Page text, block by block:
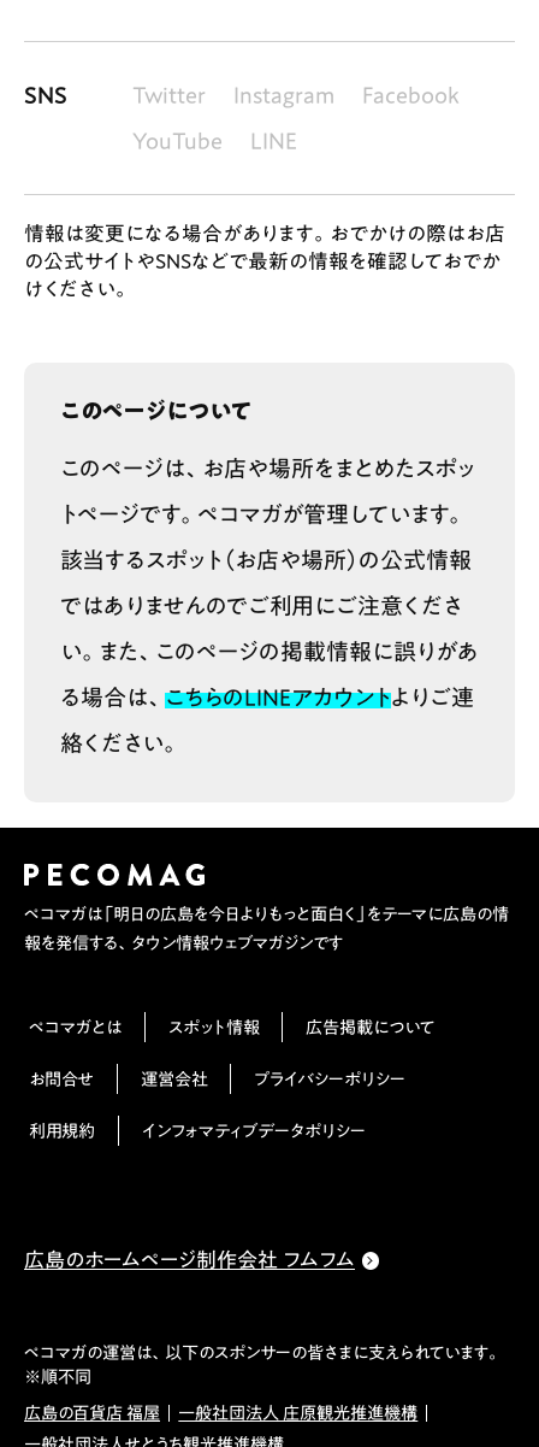
SNS Twitter Instagram
Facebook
YouTube
LINE
情報は変更になる場合があります。おでかけの際はお店
の公式サイトやSNSなどで最新の情報を確認しておでか
けください。
このページについて
このページは、お店や場所をまとめたスポッ
トページです。ペコマガが管理しています。
該当するスポット（お店や場所）の公式情報
ではありませんのでご利用にご注意くださ
い。また、このページの掲載情報に誤りがあ
る場合は、 こちらのLINEアカウントよりご連
絡ください。
ペコマガは「明日の広島を今日よりもっと面白く」をテーマに広島の情
報を発信する、タウン情報ウェブマガジンです
ペコマガとは スポット情報 広告掲載について
お問合せ 運営会社 プライバシーポリシー
利用規約 インフォマティブデータポリシー
広島のホームページ制作会社 フムフム
ペコマガの運営は、以下のスポンサーの皆さまに支えられています。
※順不同
広島の百貨店 福屋
一般社団法人 庄原観光推進機構